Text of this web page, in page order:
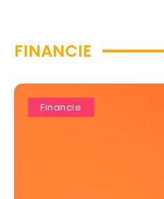
FINANCIE
Financie